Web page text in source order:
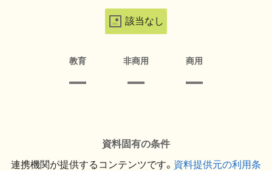
該当なし
教育 非商用 商用
資料固有の条件
連携機関が提供するコンテンツです。 資料提供元の利用条